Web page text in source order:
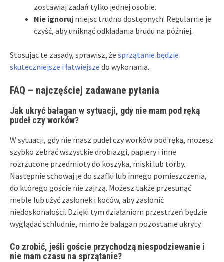
zostawiaj zadań tylko jednej osobie.
Nie ignoruj miejsc trudno dostępnych. Regularnie je
czyść, aby uniknąć odkładania brudu na później.
Stosując te zasady, sprawisz, że sprzątanie będzie
skuteczniejsze i łatwiejsze do wykonania.
FAQ – najczęściej zadawane pytania
Jak ukryć bałagan w sytuacji, gdy nie mam pod ręką
pudeł czy worków?
W sytuacji, gdy nie masz pudeł czy worków pod ręką, możesz
szybko zebrać wszystkie drobiazgi, papiery i inne
rozrzucone przedmioty do koszyka, miski lub torby.
Następnie schowaj je do szafki lub innego pomieszczenia,
do którego goście nie zajrzą. Możesz także przesunąć
meble lub użyć zasłonek i koców, aby zasłonić
niedoskonałości. Dzięki tym działaniom przestrzeń będzie
wyglądać schludnie, mimo że bałagan pozostanie ukryty.
Co zrobić, jeśli goście przychodzą niespodziewanie i
nie mam czasu na sprzątanie?